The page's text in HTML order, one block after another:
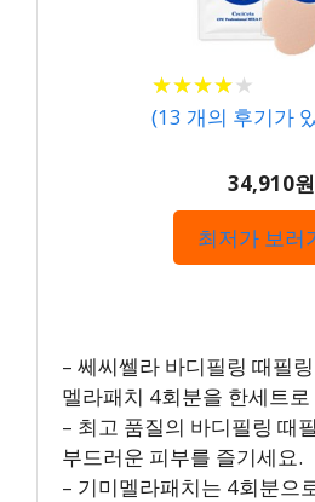
★★★★★
★★★★★
(13 개의 후기가
34,910원
최저가 보러
– 쎄씨쎌라 바디필링 때필
멜라패치 4회분을 한세트
– 최고 품질의 바디필링 때
부드러운 피부를 즐기세요.
– 기미멜라패치는 4회분으